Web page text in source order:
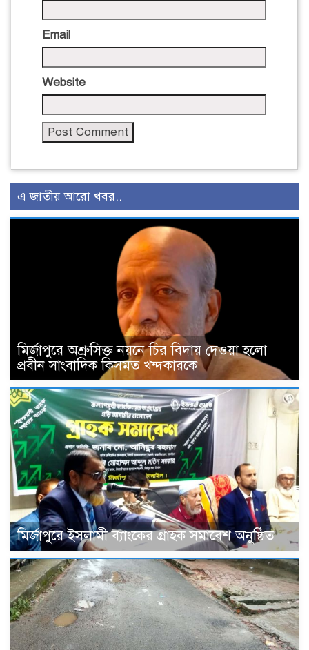
Email
Website
এ জাতীয় আরো খবর..
মির্জাপুরে অশ্রুসিক্ত নয়নে চির বিদায় দেওয়া হলো
প্রবীন সাংবাদিক কিসমত খন্দকারকে
মির্জাপুরে ইসলামী ব্যাংকের গ্রাহক সমাবেশ অনুষ্ঠিত